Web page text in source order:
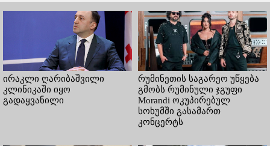
ირაკლი ღარიბაშვილი
კლინიკაში იყო
გადაყვანილი
რუმინეთის საგარეო უწყება
გმობს რუმინული ჯგუფი
Morandi ოკუპირებულ
სოხუმში გასამართ
კონცერტს